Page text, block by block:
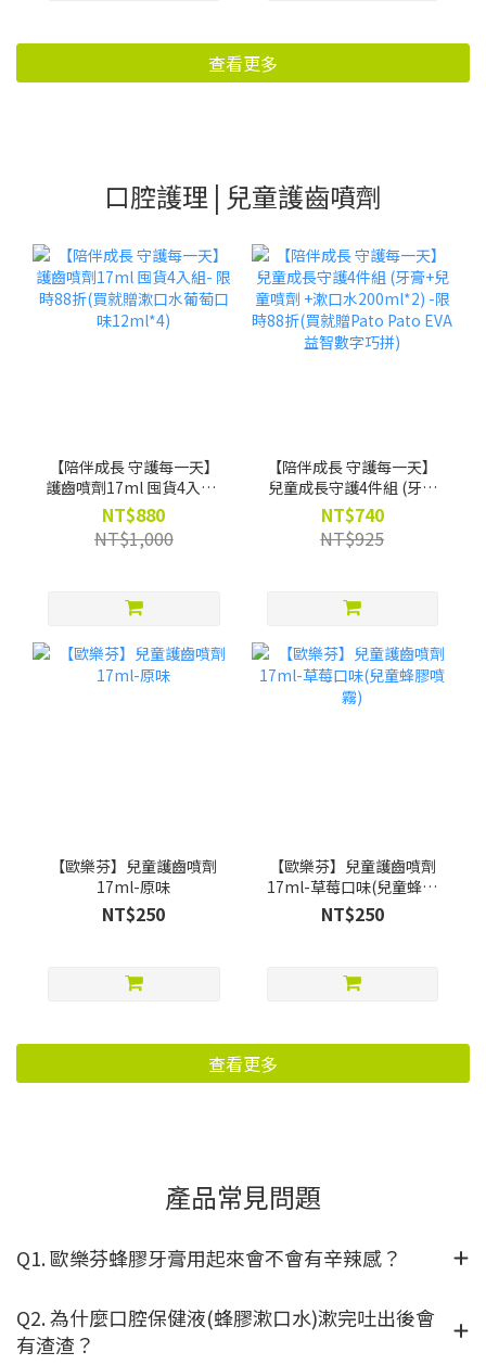
查看更多
口腔護理 | 兒童護齒噴劑
【陪伴成長 守護每一天】
護齒噴劑17ml 囤貨4入組-
限時88折(買就贈漱口水葡
萄口味12ml*4)
NT$880
NT$1,000
【陪伴成長 守護每一天】
兒童成長守護4件組 (牙膏
+兒童噴劑 +漱口水
200ml*2) -限時88折(買就
贈Pato Pato EVA益智數字
NT$740
NT$925
【歐樂芬】兒童護齒噴劑
17ml-原味
NT$250
【歐樂芬】兒童護齒噴劑
17ml-草莓口味(兒童蜂膠
噴霧)
NT$250
查看更多
產品常見問題
Q1. 歐樂芬蜂膠牙膏用起來會不會有辛辣感？
Q2. 為什麼口腔保健液(蜂膠漱口水)漱完吐出後會
有渣渣？